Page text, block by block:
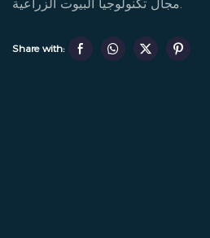
Share with: